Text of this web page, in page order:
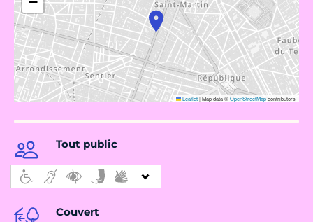
Leaflet|Map data ©OpenStreetMapcontributors
Tout public
Couvert